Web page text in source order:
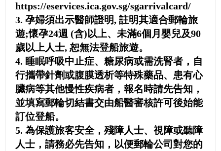
https://eservices.ica.gov.sg/sgarrivalcard/
3. 孕婦須出示醫師證明, 註明其適合郵輪旅
遊;懷孕24週 (含)以上、未滿6個月嬰兒及90
歲以上人士, 恕無法登船旅遊。
4. 睡眠呼吸中止症、糖尿病或需洗腎者，自
行攜帶針劑或腹膜透析等特殊藥品、患有心
臟病等其他慢性疾病者，報名時請先告知，
並填寫郵輪切結書交由船醫審核許可後始能
訂位登船。
5. 為保護旅客安全，殘障人士、視障或聽障
人士，請務必先告知，以便郵輪公司對您的